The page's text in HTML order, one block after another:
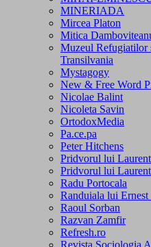
MINERIADA
Mircea Platon
Mitica
Muzeul Refugiatilor
Transilvania
Mystagogy
New & Free Word
Nicolae Balint
Nicoleta Savin
OrtodoxMedia
Pa.ce.pa
Peter Hitchens
Pridvorul lui
Pridvorul lui
Radu Portocala
Randuiala lui Ernest
Raoul Sorban
Razvan Zamfir
Refresh.ro
Revista Sociologia